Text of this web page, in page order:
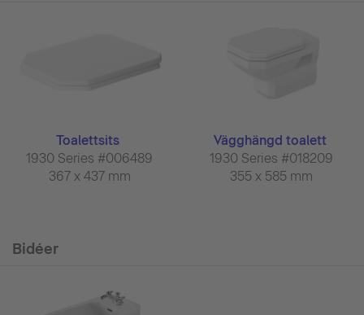
Toalettsits
1930 Series #006489
367 x 437 mm
Vägghängd toalett
1930 Series #018209
355 x 585 mm
Bidéer